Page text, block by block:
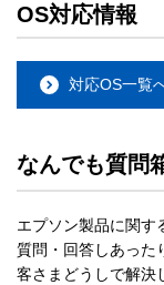
OS対応情報
対応OS一覧
なんでも質問
エプソン製品に関す
質問・回答しあった
客さまどうしで解決